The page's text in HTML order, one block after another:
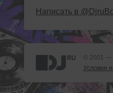
Написать в
© 2001 —
Условия